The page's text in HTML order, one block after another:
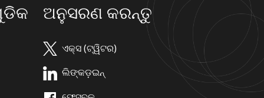
ଅନୁସରଣ କରନ୍ତୁ
ଏକ୍ସ (ଟ୍ୱିଟର)
ଲିଙ୍କଡ଼ଇନ୍